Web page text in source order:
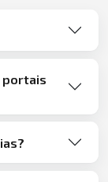
portais